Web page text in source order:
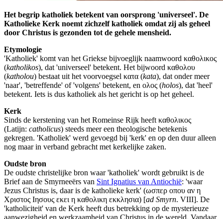
Het begrip katholiek betekent van oorsprong 'universeel'. De
Katholieke Kerk noemt zichzelf katholiek omdat zij als geheel
door Christus is gezonden tot de gehele mensheid.
Etymologie
'Katholiek' komt van het Griekse bijvoeglijk naamwoord καθολικος
(katholikos), dat 'universeel' betekent. Het bijwoord καθολου
(katholou) bestaat uit het voorvoegsel κατα (kata), dat onder meer
'naar', 'betreffende' of 'volgens' betekent, en ολος (holos), dat 'heel'
betekent. Iets is dus katholiek als het gericht is op het geheel.
Kerk
Sinds de kerstening van het Romeinse Rijk heeft καθολικος
(Latijn: catholicus) steeds meer een theologische betekenis
gekregen. 'Katholiek' werd gevoegd bij 'kerk' en op den duur alleen
nog maar in verband gebracht met kerkelijke zaken.
Oudste bron
De oudste christelijke bron waar 'katholiek' wordt gebruikt is de
Brief aan de Smyrneeërs van Sint Ignatius van Antiochië: 'waar
Jezus Christus is, daar is de katholieke kerk' (ωσπερ οπου αν η
Χριστος Ιησους εκει η καθολικη εκκλησια) [ad Smyrn. VIII]. De
'katholiciteit' van de Kerk heeft dus betrekking op de mysterieuze
aanwezigheid en werkzaamheid van Christus in de wereld. Vandaar